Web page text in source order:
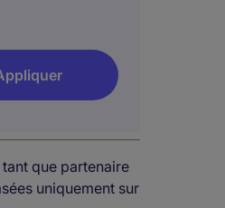
tant que partenaire
uniquement sur